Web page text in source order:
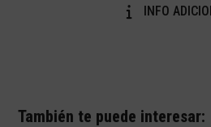
INFO
También te puede interesar: